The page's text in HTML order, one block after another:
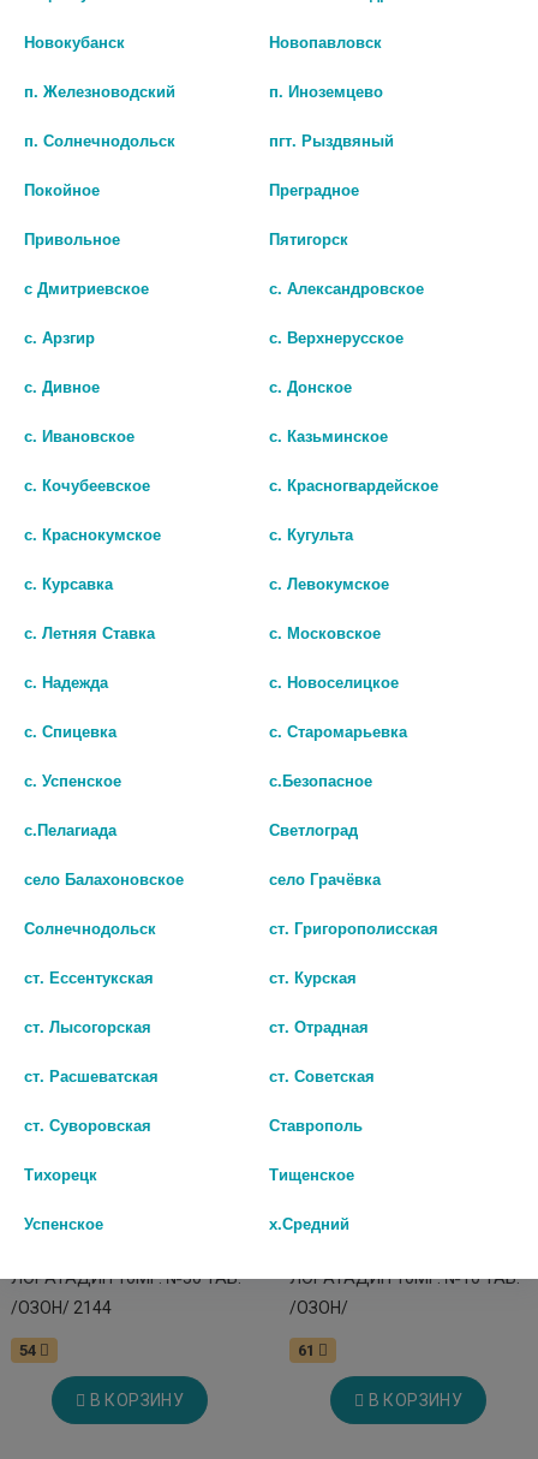
цена: 454 руб.
БИО АГЛФ №92 г. Ставрополь ул. Доваторцев 75 а остаток:
/БИОСИНТЕЗ/ 0521
34
В КОРЗИНУ
10МГ. №10 9717
35
ЛОРАГЕКСАЛ 10МГ. №10 ТАБ.
ЛОРАГЕКСАЛ 10МГ. №10 ТАБ.
ЛОРАТАДИН 10МГ. №30 ТАБ.
/ОЗОН/ 2144
54
В КОРЗИНУ
ЛОРАТАДИН 10МГ. №10 ТАБ.
/ОЗОН/
61
В КОРЗИНУ
Новокубанск Новопавловск
п. Железноводский п. Иноземцево
п. Солнечнодольск пгт. Рыздвяный
Покойное Преградное
Привольное Пятигорск
с Дмитриевское с. Александровское
с. Арзгир с. Верхнерусское
с. Дивное с. Донское
с. Ивановское с. Казьминское
с. Кочубеевское с. Красногвардейское
с. Краснокумское с. Кугульта
с. Курсавка с. Левокумское
с. Летняя Ставка с. Московское
с. Надежда с. Новоселицкое
с. Спицевка с. Старомарьевка
с. Успенское с.Безопасное
с.Пелагиада Светлоград
село Балахоновское село Грачёвка
Солнечнодольск ст. Григорополисская
ст. Ессентукская ст. Курская
ст. Лысогорская ст. Отрадная
ст. Расшеватская ст. Советская
ст. Суворовская Ставрополь
Тихорецк Тищенское
Успенское х.Средний